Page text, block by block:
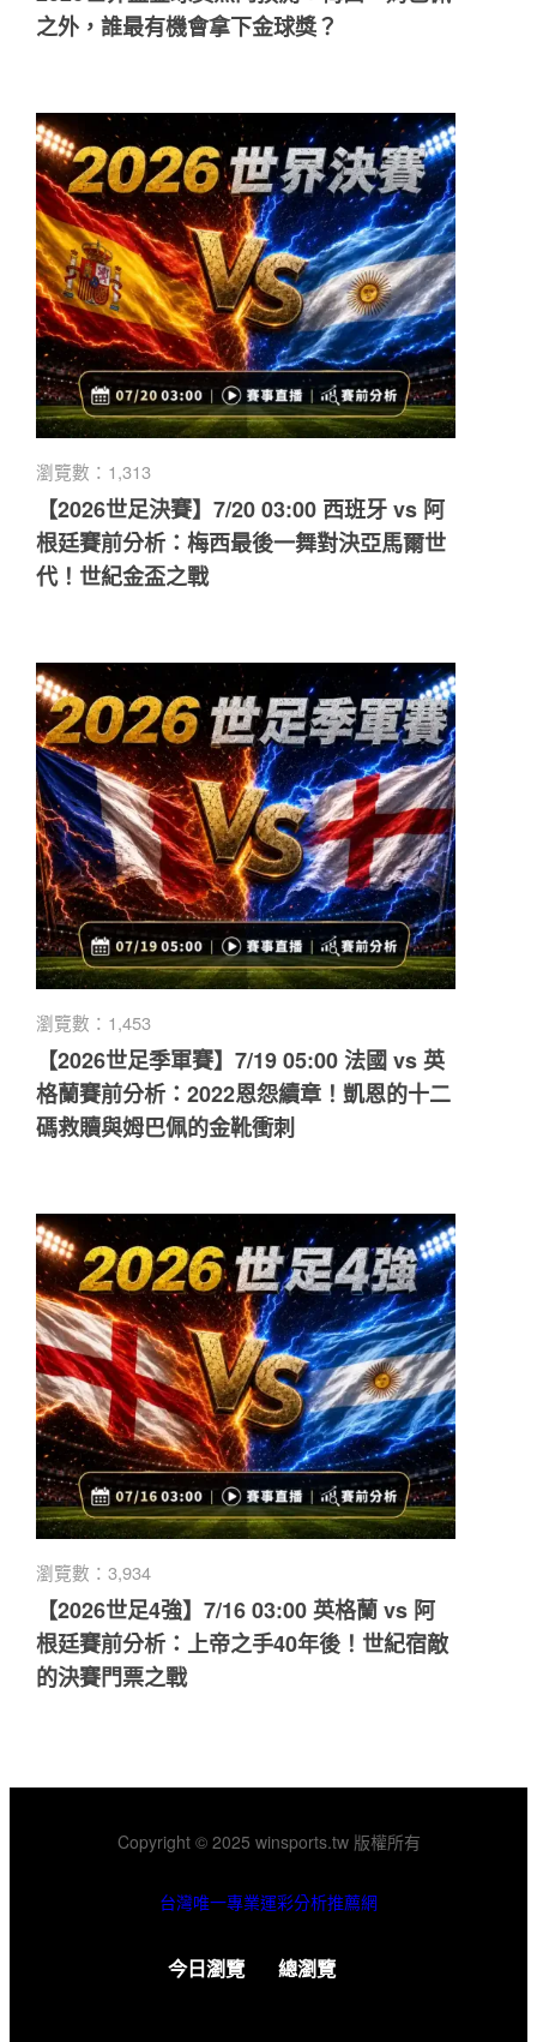
之外，誰最有機會拿下金球獎？
瀏覽數：1,313
【2026世足決賽】7/20 03:00 西班牙 vs 阿
根廷賽前分析：梅西最後一舞對決亞馬爾世
代！世紀金盃之戰
瀏覽數：1,453
【2026世足季軍賽】7/19 05:00 法國 vs 英
格蘭賽前分析：2022恩怨續章！凱恩的十二
碼救贖與姆巴佩的金靴衝刺
瀏覽數：3,934
【2026世足4強】7/16 03:00 英格蘭 vs 阿
根廷賽前分析：上帝之手40年後！世紀宿敵
的決賽門票之戰
Copyright © 2025 winsports.tw 版權所有
台灣唯一專業運彩分析推薦網
今日瀏覽 總瀏覽